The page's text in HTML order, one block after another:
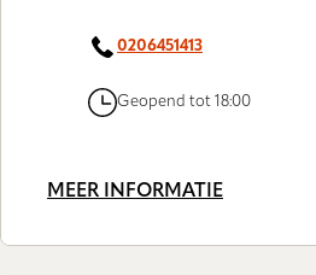
0206451413
Geopend tot 18:00
MEER INFORMATIE